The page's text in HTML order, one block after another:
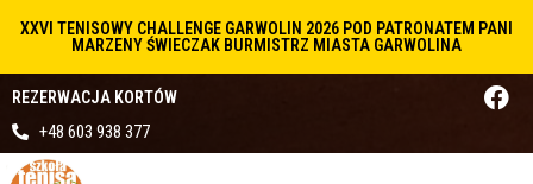
XXVI TENISOWY CHALLENGE GARWOLIN 2026 POD PATRONATEM PANI
MARZENY ŚWIECZAK BURMISTRZ MIASTA GARWOLINA
REZERWACJA KORTÓW
+48 603 938 377